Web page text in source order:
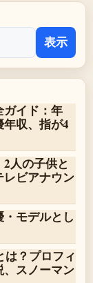
表示
ガイド：年
収、指が4
人の子供と
ビアナウン
モデルとし
は？プロフィ
スノーマン